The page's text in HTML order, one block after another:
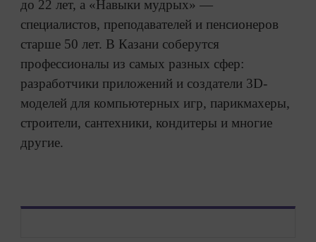
до 22 лет, а «Навыки мудрых» —
специалистов, преподавателей и пенсионеров
старше 50 лет. В Казани соберутся
профессионалы из самых разных сфер:
разработчики приложений и создатели 3D-
моделей для компьютерных игр, парикмахеры,
строители, сантехники, кондитеры и многие
другие.